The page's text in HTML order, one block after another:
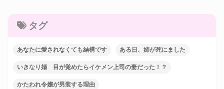
タグ
あなたに愛されなくても結構です ある日、姉が死にました
いきなり婚 目が覚めたらイケメン上司の妻だった！？
かたわれ令嬢が男装する理由